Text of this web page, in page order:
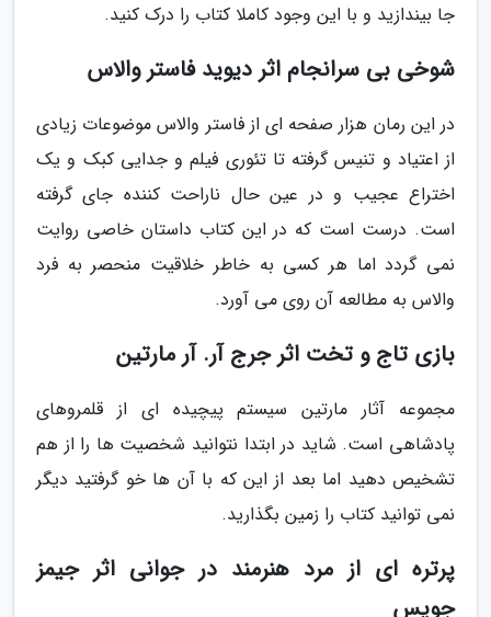
جا بیندازید و با این وجود کاملا کتاب را درک کنید.
شوخی بی سرانجام اثر دیوید فاستر والاس
در این رمان هزار صفحه ای از فاستر والاس موضوعات زیادی
از اعتیاد و تنیس گرفته تا تئوری فیلم و جدایی کبک و یک
اختراع عجیب و در عین حال ناراحت کننده جای گرفته
است. درست است که در این کتاب داستان خاصی روایت
نمی گردد اما هر کسی به خاطر خلاقیت منحصر به فرد
والاس به مطالعه آن روی می آورد.
بازی تاج و تخت اثر جرج آر. آر مارتین
مجموعه آثار مارتین سیستم پیچیده ای از قلمروهای
پادشاهی است. شاید در ابتدا نتوانید شخصیت ها را از هم
تشخیص دهید اما بعد از این که با آن ها خو گرفتید دیگر
نمی توانید کتاب را زمین بگذارید.
پرتره ای از مرد هنرمند در جوانی اثر جیمز
جویس